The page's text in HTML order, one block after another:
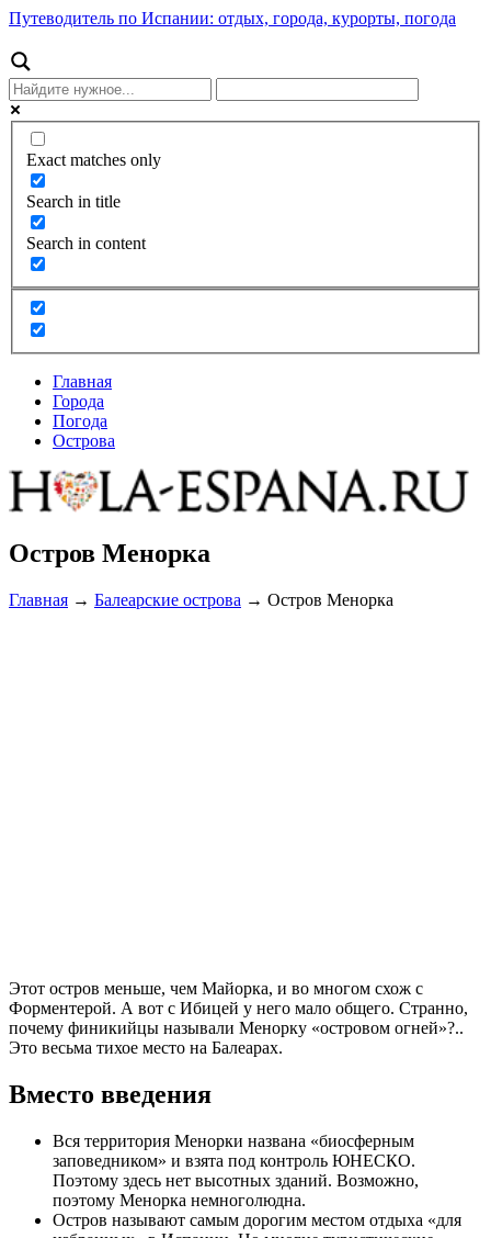
Путеводитель по Испании: отдых, города, курорты, погода
Exact matches only
Search in title
Search in content
Главная
Города
Погода
Острова
Остров Менорка
Главная → Балеарские острова → Остров Менорка
Этот остров меньше, чем Майорка, и во многом схож c
Форментерой. А вот с Ибицей у него мало общего. Странно,
почему финикийцы называли Менорку «островом огней»?..
Это весьма тихое место на Балеарах.
Вместо введения
Вся территория Менорки названа «биосферным
заповедником» и взята под контроль ЮНЕСКО.
Поэтому здесь нет высотных зданий. Возможно,
поэтому Менорка немноголюдна.
Остров называют самым дорогим местом отдыха «для